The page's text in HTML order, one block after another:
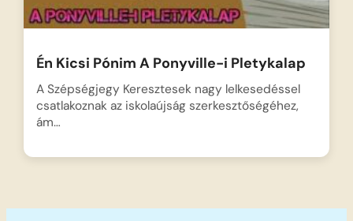
Én Kicsi Pónim A Ponyville-i Pletykalap
A Szépségjegy Keresztesek nagy lelkesedéssel
csatlakoznak az iskolaújság szerkesztőségéhez,
ám…